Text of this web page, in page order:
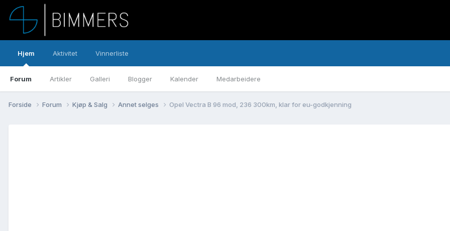
Hjem
Forum Artikler Galleri Blogger Kalender Medarbeidere
Aktivitet Vinnerliste
Forside Forum Kjøp & Salg Annet selges Opel Vectra B 96 mod, 236 300km, klar for eu-godkjenning